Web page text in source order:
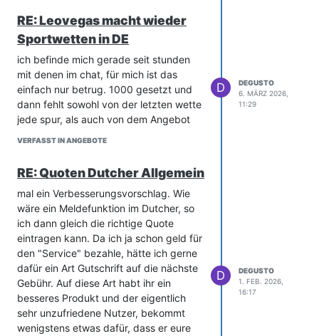
FreeBets können auf beliebige
Sportarten und Märkte gesetzt werden.
FreeBets verfallen 3 Tage nach
Gutschrift, wenn sie nicht genutzt
werden.
5. Allgemeine Bedingungen
Spieler können nur eine FreeBet pro
Woche (Freitag bis Montag) im
Promotionszeitraum erhalten.
Angeboten kombiniert werden.
Sollten wir den Verdacht auf Betrug
oder Missbrauch der Promotion haben,
behalten wir uns das Recht vor, Spieler
von der Teilnahme auszuschließen oder
die Promotion zu beenden.
Wir behalten uns das Recht vor, die
Promotion jederzeit zu ändern,
auszusetzen oder zu beenden.
Es gelten die allgemeinen
Geschäftsbedingungen von bwin.
Mindestquote jeweils 2,0....
Aber kennt den anbieter jemand?
RE: Leovegas macht wieder
Sportwetten in DE
ich befinde mich gerade seit stunden
mit denen im chat, für mich ist das
einfach nur betrug. 1000 gesetzt und
dann fehlt sowohl von der letzten wette
jede spur, als auch von dem Angebot
VERFASST IN ANGEBOTE
D
DEGUSTO
6. MÄRZ 2026,
11:29
RE: Quoten Dutcher Allgemein
mal ein Verbesserungsvorschlag. Wie
wäre ein Meldefunktion im Dutcher, so
ich dann gleich die richtige Quote
eintragen kann. Da ich ja schon geld für
den "Service" bezahle, hätte ich gerne
dafür ein Art Gutschrift auf die nächste
Gebühr. Auf diese Art habt ihr ein
besseres Produkt und der eigentlich
sehr unzufriedene Nutzer, bekommt
wenigstens etwas dafür, dass er eure
D
DEGUSTO
1. FEB. 2026,
16:17